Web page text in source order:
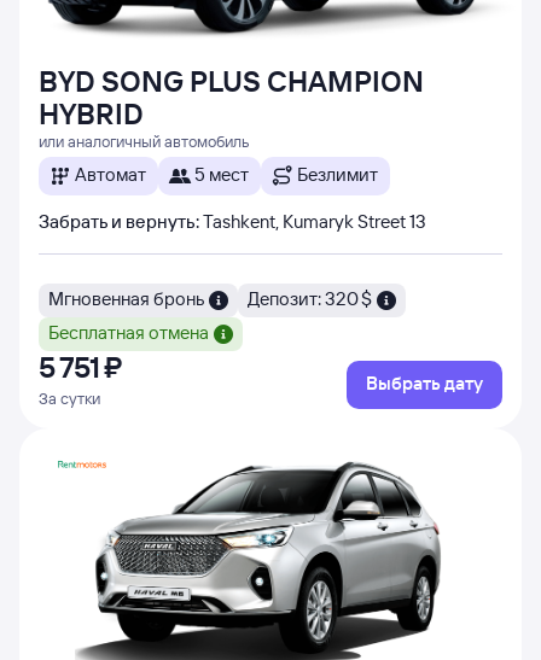
BYD SONG PLUS CHAMPION
HYBRID
или аналогичный автомобиль
Автомат 5 мест Безлимит
Забрать и вернуть:Tashkent, Kumaryk Street 13
Мгновенная бронь
Депозит: 320 $
Бесплатная отмена
5 ⁠751 ⁠₽
За сутки
Выбрать дату